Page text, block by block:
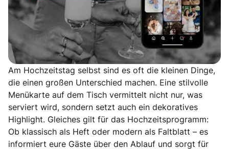
Am Hochzeitstag selbst sind es oft die kleinen Dinge,
die einen großen Unterschied machen. Eine stilvolle
Menükarte auf dem Tisch vermittelt nicht nur, was
serviert wird, sondern setzt auch ein dekoratives
Highlight. Gleiches gilt für das Hochzeitsprogramm:
Ob klassisch als Heft oder modern als Faltblatt – es
informiert eure Gäste über den Ablauf und sorgt für